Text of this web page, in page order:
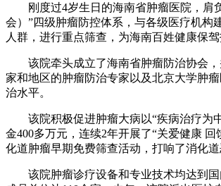
刚度过4岁生日的海南省肿瘤医院，肩负
会）”四级肿瘤防控体系，与各级医疗机构
人群，进行重点筛查，为海南百姓健康保
该院牵头成立了海南省肿瘤防治协会，
家和地区的肿瘤防治专家以及北京大学肿
治水平。
该院积极促进肿瘤大病以“疾病治疗为中
金400多万元，连续2年开展了“关爱健康
化道肿瘤早期免费筛查活动，打响了消化道
该院肿瘤诊疗设备和专业技术均达到国